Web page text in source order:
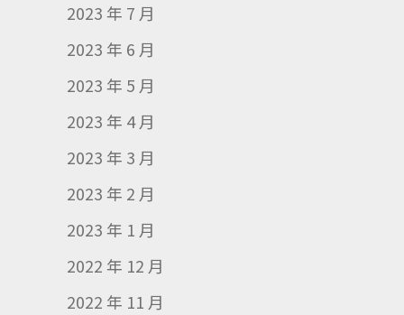
2023 年 7 月
2023 年 6 月
2023 年 5 月
2023 年 4 月
2023 年 3 月
2023 年 2 月
2023 年 1 月
2022 年 12 月
2022 年 11 月